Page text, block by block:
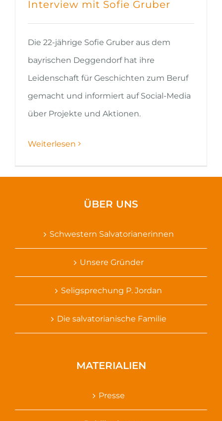
Interview mit Sofie Gruber
Die 22-jährige Sofie Gruber aus dem
bayrischen Deggendorf hat ihre
Leidenschaft für Geschichten zum Beruf
gemacht und informiert auf Social-Media
über Projekte und Aktionen.
Weiterlesen
ÜBER UNS
Schwestern Salvatorianerinnen
Unsere Gründer
Seligsprechung P. Jordan
Die salvatorianische Familie
MATERIALIEN
Presse